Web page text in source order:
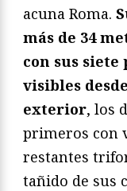
acuna Roma.
más de 34
con sus siete
visibles
exterior, los
primeros con
restantes
tañido de sus